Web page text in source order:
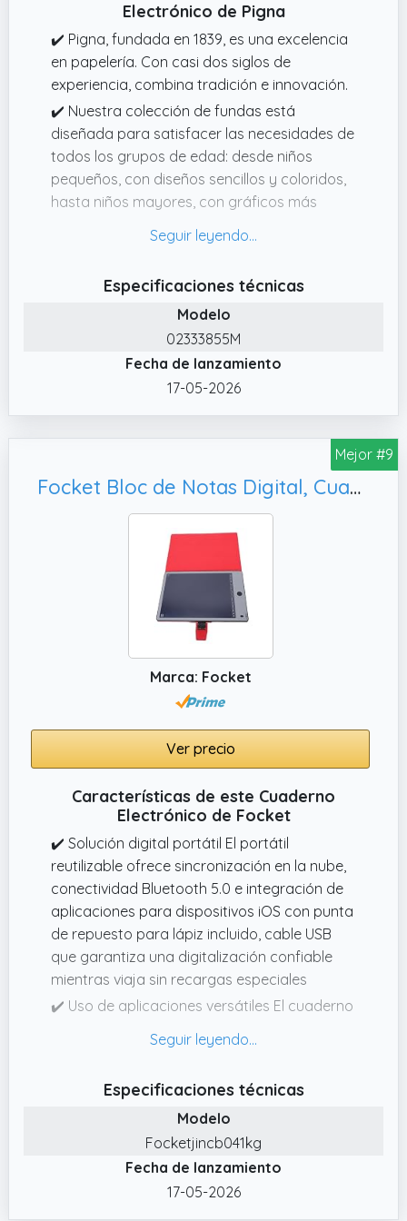
Electrónico de Pigna
✔️ Pigna, fundada en 1839, es una excelencia
en papelería. Con casi dos siglos de
experiencia, combina tradición e innovación.
✔️ Nuestra colección de fundas está
diseñada para satisfacer las necesidades de
todos los grupos de edad: desde niños
pequeños, con diseños sencillos y coloridos,
hasta niños mayores, con gráficos más
interior es de 80 gramos, duradero e ideal
para el uso diario. Las tapas añaden un
toque de color, haciendo que cada cuaderno
sea único y fácilmente reconocible.
✔️ El Maxi Cuaderno de Juegos Electrónicos
tiene una cubierta moderna y llamativa con
profundo y coloridas nebulosas que crean
un efecto dinámico y atractivo. Ideal para
quienes buscan funcionalidad y estilo.
✔️ Cada año, Pigna ofrece tanto sus líneas
permanentes como ediciones limitadas
inspiradas en las tendencias actuales, con el
fin de satisfacer diferentes gustos y
garantizar siempre un surtido actual y
Especificaciones técnicas
Modelo
02333855M
Fecha de lanzamiento
17-05-2026
Mejor #9
Focket Bloc de Notas Digital, Cuaderno Electrónico con Bolígrafo para Tomar Notas de Reuniones y Compartir
Marca: Focket
Ver precio
Características de este Cuaderno
Electrónico de Focket
✔️ Solución digital portátil El portátil
reutilizable ofrece sincronización en la nube,
conectividad Bluetooth 5.0 e integración de
aplicaciones para dispositivos iOS con punta
de repuesto para lápiz incluido, cable USB
que garantiza una digitalización confiable
mientras viaja sin recargas especiales
✔️ Uso de aplicaciones versátiles El cuaderno
escenarios, incluida la firma de documentos,
arte digital o la grabación de ideas con
funciones de generación de imágenes de
dibujo y voz de IA para la creatividad en el
trabajo y el estudio.
✔️ Traducción multilingüe con IA El cuaderno
Especificaciones técnicas
Modelo
Focketjincb041kg
Fecha de lanzamiento
17-05-2026